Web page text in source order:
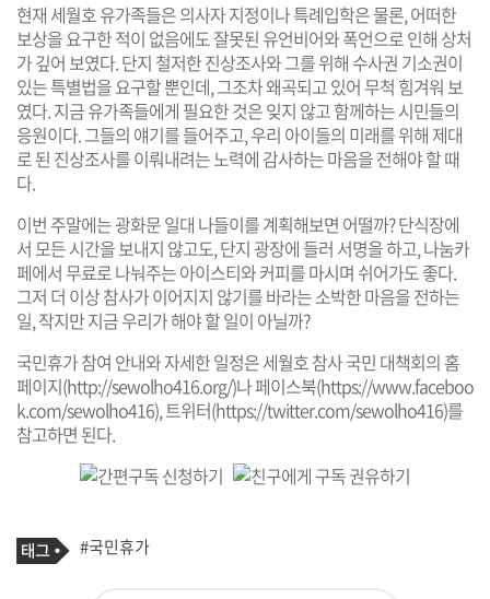
현재 세월호 유가족들은 의사자 지정이나 특례입학은 물론, 어떠한
보상을 요구한 적이 없음에도 잘못된 유언비어와 폭언으로 인해 상처
가 깊어 보였다. 단지 철저한 진상조사와 그를 위해 수사권 기소권이
있는 특별법을 요구할 뿐인데, 그조차 왜곡되고 있어 무척 힘겨워 보
였다. 지금 유가족들에게 필요한 것은 잊지 않고 함께하는 시민들의
응원이다. 그들의 얘기를 들어주고, 우리 아이들의 미래를 위해 제대
로 된 진상조사를 이뤄내려는 노력에 감사하는 마음을 전해야 할 때
다.
이번 주말에는 광화문 일대 나들이를 계획해보면 어떨까? 단식장에
서 모든 시간을 보내지 않고도, 단지 광장에 들러 서명을 하고, 나눔카
페에서 무료로 나눠주는 아이스티와 커피를 마시며 쉬어가도 좋다.
그저 더 이상 참사가 이어지지 않기를 바라는 소박한 마음을 전하는
일, 작지만 지금 우리가 해야 할 일이 아닐까?
국민휴가 참여 안내와 자세한 일정은 세월호 참사 국민 대책회의 홈
페이지(http://sewolho416.org/)나 페이스북(https://www.faceboo
k.com/sewolho416), 트위터(https://twitter.com/sewolho416)를
참고하면 된다.
기
사
태
그
#국민휴가